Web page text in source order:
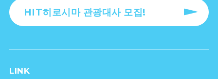
HIT히로시마 관광대사 모집!
LINK